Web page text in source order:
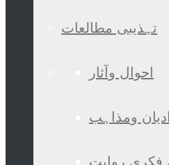
تہذیبی مطالعات
احوال وآثار
ادیان ومذاہب
فکری روایت